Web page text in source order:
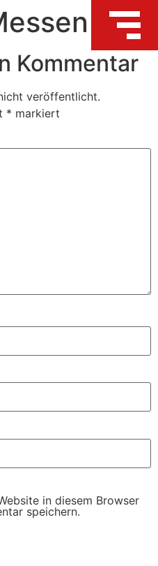
Kommentar
veröffentlicht.
* markiert
in diesem Browser
speichern.